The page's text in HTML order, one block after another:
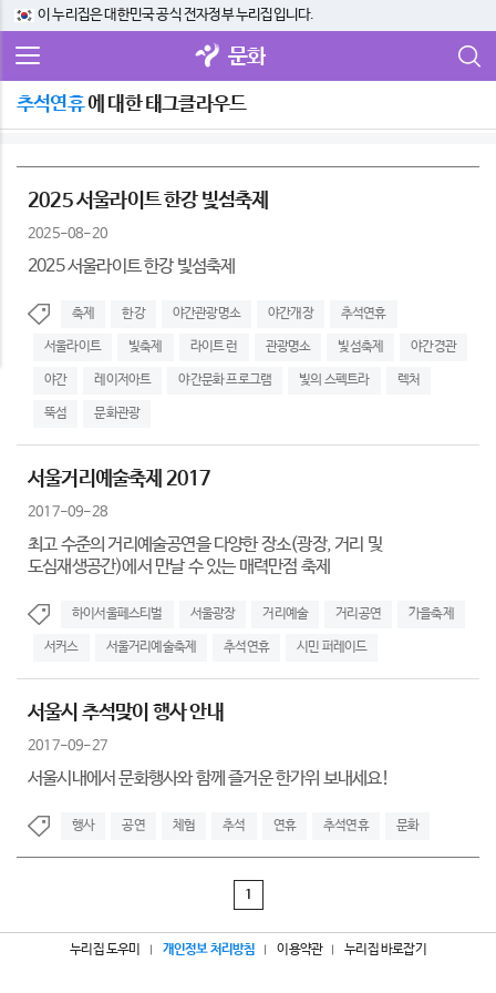
이 누리집은 대한민국 공식 전자정부 누리집입니다.
문화
추석연휴에 대한 태그클라우드
2025 서울라이트 한강 빛섬축제
2025-08-20
2025 서울라이트 한강 빛섬축제
축제 한강 야간관광명소 야간개장 추석연휴
서울라이트 빛축제 라이트 런 관광명소 빛섬축제 야간경관
야간 레이저아트 야간문화 프로그램 빛의 스펙트라 렉처
뚝섬 문화관광
서울거리예술축제 2017
2017-09-28
최고 수준의 거리예술공연을 다양한 장소(광장, 거리 및
도심재생공간)에서 만날 수 있는 매력만점 축제
하이서울페스티벌 서울광장 거리예술 거리공연 가을축제
서커스 서울거리예술축제 추석연휴 시민 퍼레이드
서울시 추석맞이 행사 안내
2017-09-27
서울시내에서 문화행사와 함께 즐거운 한가위 보내세요!
행사 공연 체험 추석 연휴 추석연휴 문화
1
누리집 도우미 개인정보 처리방침 이용약관 누리집 바로잡기